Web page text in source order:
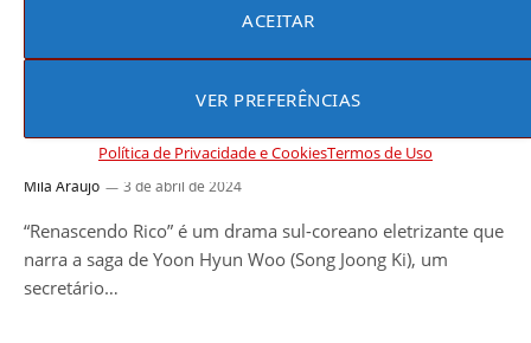
ACEITAR
VER PREFERÊNCIAS
Política de Privacidade e CookiesTermos de Uso
Renascendo Rico
Mila Araujo 3 de abril de 2024
“Renascendo Rico” é um drama sul-coreano eletrizante que
narra a saga de Yoon Hyun Woo (Song Joong Ki), um
secretário…